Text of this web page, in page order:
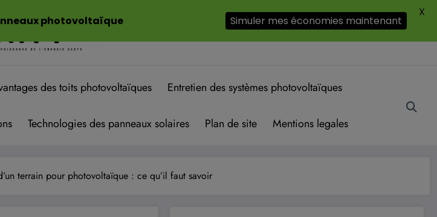
des toits photovoltaïques Entretien des systèmes photovoltaïques
Technologies des panneaux solaires Plan de site Mentions legales
terrain pour photovoltaïque : ce qu’il faut savoir
photovoltaïque Simuler mes économies maintenant
X